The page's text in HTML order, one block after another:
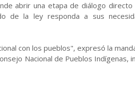
abrir una etapa de diálogo directo
de la ley responda a sus
con los pueblos", expresó la
Nacional de Pueblos Indígenas,